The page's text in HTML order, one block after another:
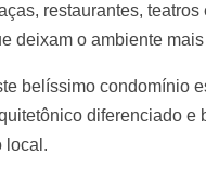
restaurantes,
deixam o ambiente
belíssimo condomínio
diferenciado e
local.